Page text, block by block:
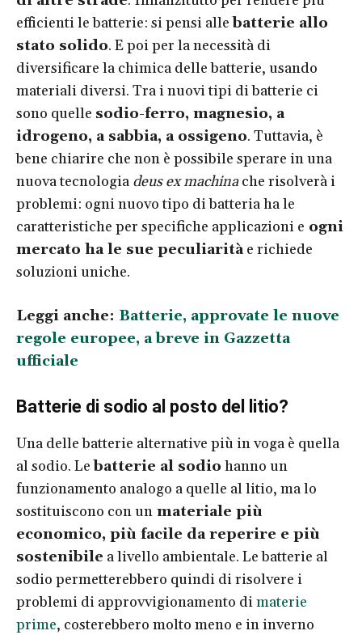
efficienti le batterie: si pensi allebatterie allo
stato solido. E poi per la necessità di
diversificare la chimica delle batterie, usando
materiali diversi. Tra i nuovi tipi di batterie ci
sono quelle sodio-ferro, magnesio, a
idrogeno, a sabbia, a ossigeno. Tuttavia, è
bene chiarire che non è possibile sperare in una
nuova tecnologia deus ex machinache risolverà i
problemi: ogni nuovo tipo di batteria ha le
caratteristiche per specifiche applicazioni e ogni
mercato ha le sue peculiaritàe richiede
soluzioni uniche.
Leggi anche: Batterie, approvate le nuove
regole europee, a breve in Gazzetta
ufficiale
Batterie di sodio al posto del litio?
Una delle batterie alternative più in voga è quella
al sodio. Lebatterie al sodio hanno un
funzionamento analogo a quelle al litio, ma lo
sostituiscono con un materiale più
economico, più facile da reperire e più
sostenibile a livello ambientale. Le batterie al
sodio permetterebbero quindi di risolvere i
problemi di approvvigionamento dimaterie
prime, costerebbero molto meno e in inverno